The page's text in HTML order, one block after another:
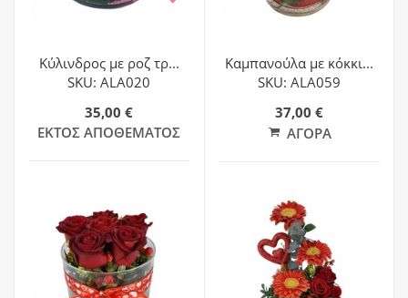
Κύλινδρος με ροζ τρ...
SKU: ALA020
35,00 €
ΕΚΤΌΣ ΑΠΟΘΈΜΑΤΟΣ
Καμπανούλα με κόκκι...
SKU: ALA059
37,00 €
ΑΓΟΡΆ